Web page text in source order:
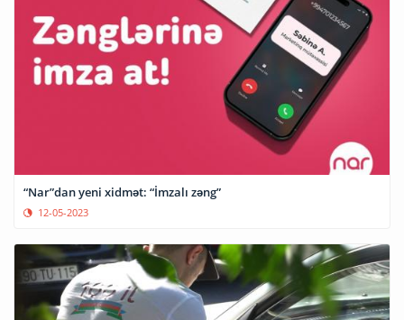
“Nar”dan yeni xidmət: “İmzalı zəng”
12-05-2023